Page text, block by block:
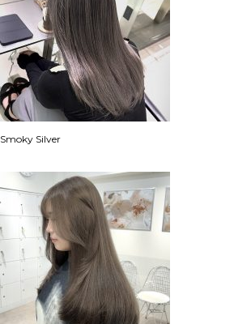
Smoky Silver